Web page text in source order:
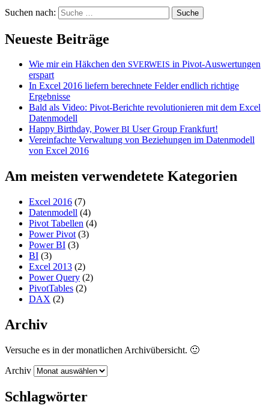
Suchen nach:
Neueste Beiträge
Wie mir ein Häkchen den SVERWEIS in Pivot-Auswertungen
erspart
In Excel 2016 liefern berechnete Felder endlich richtige
Ergebnisse
Bald als Video: Pivot-Berichte revolutionieren mit dem Excel
Datenmodell
Happy Birthday, PowerBI User Group Frankfurt!
Vereinfachte Verwaltung von Beziehungen im Datenmodell
von Excel 2016
Am meisten verwendetete Kategorien
Excel 2016 (7)
Datenmodell (4)
Pivot Tabellen (4)
Power Pivot (3)
Power BI (3)
BI (3)
Excel 2013 (2)
Power Query (2)
PivotTables (2)
DAX (2)
Archiv
Versuche es in der monatlichen Archivübersicht. 🙂
Archiv
Schlagwörter